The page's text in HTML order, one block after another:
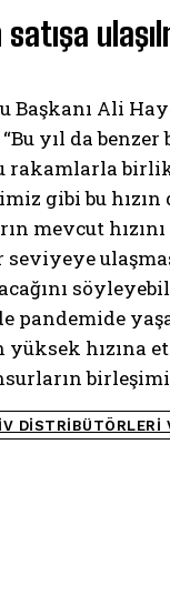
Başkanı Ali
yıl da benzer
rakamlarla
gibi bu hızın
mevcut
pandemide
yüksek hızına
DISTRIBÜTÖRLERI